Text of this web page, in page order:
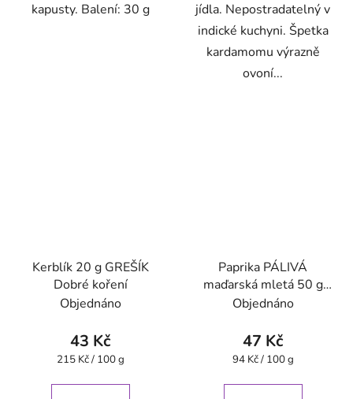
kapusty. Balení: 30 g
jídla. Nepostradatelný v
indické kuchyni. Špetka
kardamomu výrazně
ovoní...
Kerblík 20 g GREŠÍK
Dobré koření
Objednáno
43 Kč
Měrná
215 Kč / 100 g
Paprika PÁLIVÁ
maďarská mletá 50 g
GREŠÍK Dobré koření
Objednáno
47 Kč
Měrná
94 Kč / 100 g